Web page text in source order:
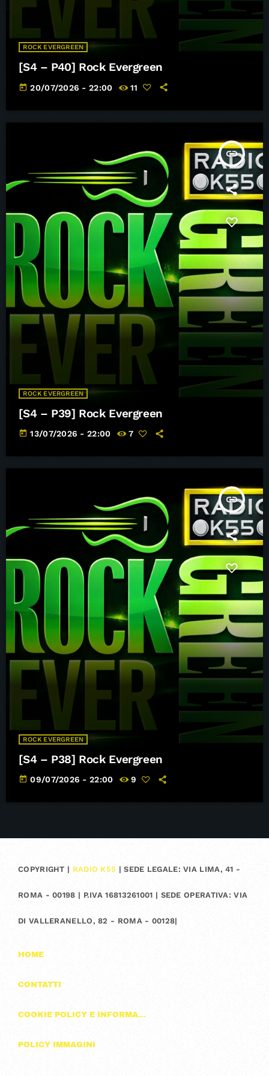
ROCK EVERGREEN
[S4 – P40] Rock Evergreen
today 20/07/2026 - 22:00 11
insert_link
ROCK EVERGREEN
[S4 – P39] Rock Evergreen
today 13/07/2026 - 22:00 7
insert_link
ROCK EVERGREEN
[S4 – P38] Rock Evergreen
today 09/07/2026 - 22:00 9
COPYRIGHT | RADIO K55 | SEDE LEGALE: VIA LIMA, 41 -
ROMA - 00198 | P.IVA 16813261001 | SEDE OPERATIVA: VIA
DI VALLERANELLO, 82 - ROMA - 00128|
HOME
CONTATTI
COOKIE POLICY E INFORMAZIONI SULLA PRIVACY
POLICY IMMAGINI